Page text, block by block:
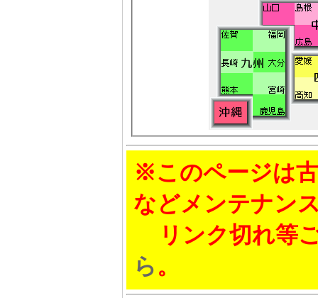
※このページは
などメンテナン
リンク切れ等
ら。